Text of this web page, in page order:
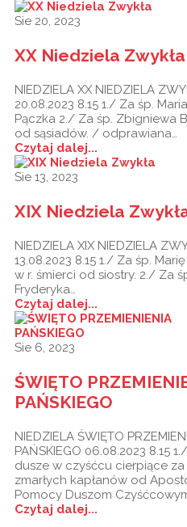
Sie 20, 2023
XX Niedziela Zwykła
NIEDZIELA XX NIEDZIELA
20.08.2023 8.15 1./ Za śp.
Pączka 2./ Za śp. Zbigniewa
od sąsiadów. / odprawiana…
Czytaj dalej...
Sie 13, 2023
XIX Niedziela
NIEDZIELA XIX NIEDZIELA
13.08.2023 8.15 1./ Za śp.
w r. śmierci od siostry. 2./ Za
Fryderyka…
Czytaj dalej...
Sie 6, 2023
ŚWIĘTO
PAŃSKIEGO
NIEDZIELA ŚWIĘTO
PAŃSKIEGO 06.08.2023 8.15
dusze w czyśćcu cierpiące za
zmarłych kapłanów od
Pomocy Duszom
Czytaj dalej...